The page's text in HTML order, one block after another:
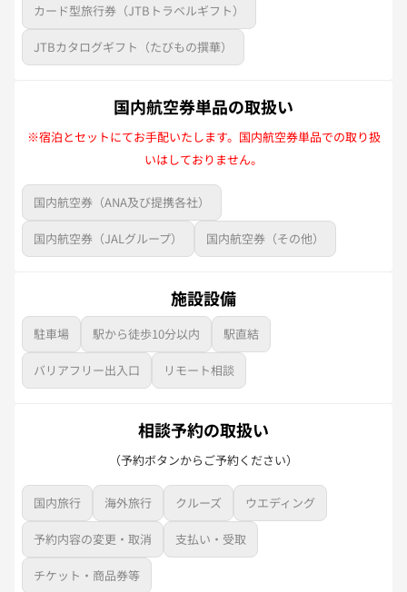
カード型旅行券（JTBトラベルギフト）
JTBカタログギフト（たびもの撰華）
国内航空券単品の取扱い
※宿泊とセットにてお手配いたします。国内航空券単品での取り扱
いはしておりません。
国内航空券（ANA及び提携各社）
国内航空券（JALグループ） 国内航空券（その他）
施設設備
駐車場 駅から徒歩10分以内 駅直結
バリアフリー出入口 リモート相談
相談予約の取扱い
（予約ボタンからご予約ください）
国内旅行 海外旅行 クルーズ ウエディング
予約内容の変更・取消 支払い・受取
チケット・商品券等